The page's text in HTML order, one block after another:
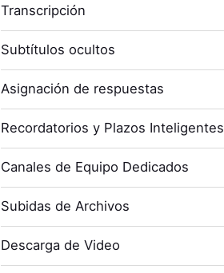
Transcripción
Subtítulos ocultos
Asignación de respuestas
Recordatorios y Plazos Inteligentes
Canales de Equipo Dedicados
Subidas de Archivos
Descarga de Video